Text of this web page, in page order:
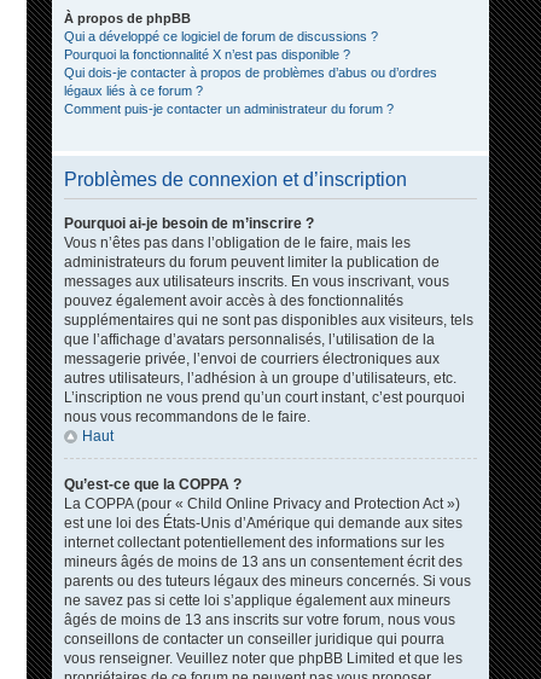
À propos de phpBB
Qui a développé ce logiciel de forum de discussions ?
Pourquoi la fonctionnalité X n’est pas disponible ?
Qui dois-je contacter à propos de problèmes d’abus ou d’ordres
légaux liés à ce forum ?
Comment puis-je contacter un administrateur du forum ?
Problèmes de connexion et d’inscription
Pourquoi ai-je besoin de m’inscrire ?
Vous n’êtes pas dans l’obligation de le faire, mais les
administrateurs du forum peuvent limiter la publication de
messages aux utilisateurs inscrits. En vous inscrivant, vous
pouvez également avoir accès à des fonctionnalités
supplémentaires qui ne sont pas disponibles aux visiteurs, tels
que l’affichage d’avatars personnalisés, l’utilisation de la
messagerie privée, l’envoi de courriers électroniques aux
autres utilisateurs, l’adhésion à un groupe d’utilisateurs, etc.
L’inscription ne vous prend qu’un court instant, c’est pourquoi
nous vous recommandons de le faire.
Haut
Qu’est-ce que la COPPA ?
La COPPA (pour « Child Online Privacy and Protection Act »)
est une loi des États-Unis d’Amérique qui demande aux sites
internet collectant potentiellement des informations sur les
mineurs âgés de moins de 13 ans un consentement écrit des
parents ou des tuteurs légaux des mineurs concernés. Si vous
ne savez pas si cette loi s’applique également aux mineurs
âgés de moins de 13 ans inscrits sur votre forum, nous vous
conseillons de contacter un conseiller juridique qui pourra
vous renseigner. Veuillez noter que phpBB Limited et que les